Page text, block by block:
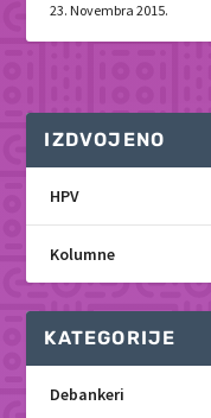
23. Novembra 2015.
IZDVOJENO
HPV
Kolumne
KATEGORIJE
Debankeri